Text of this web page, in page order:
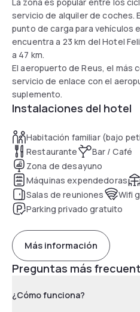
servicio de alquiler de coches.
punto de carga para vehículos
encuentra a 23 km del Hotel
a 47 km.
El aeropuerto de Reus, el más
servicio de enlace con el
suplemento.
Instalaciones del hotel
Habitación familiar (bajo
Restaurante
Bar / Café
Zona de desayuno
Máquinas expendedoras
Salas de reuniones
Wifi
Parking privado gratuito
Más información
Preguntas más
¿Cómo funciona?